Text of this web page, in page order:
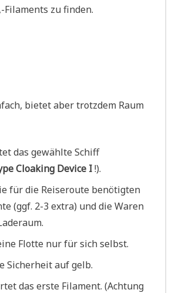
Filaments zu finden.
bietet aber trotzdem Raum
das gewählte Schiff
Cloaking Device I!).
für die Reiseroute benötigten
(ggf. 2-3 extra) und die Waren
Flotte nur für sich selbst.
Sicherheit auf gelb.
das erste Filament. (Achtung